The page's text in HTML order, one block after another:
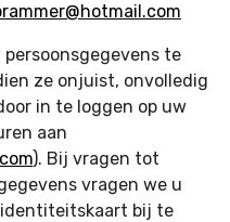
te
ze onjuist, onvolledig
in te loggen op uw
aan
). Bij vragen tot
vragen we u
identiteitskaart bij te